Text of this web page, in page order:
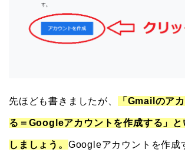
先ほども書きましたが、 「Gmailのア
る＝Googleアカウントを作成する」と
しましょう。 Googleアカウントを作成